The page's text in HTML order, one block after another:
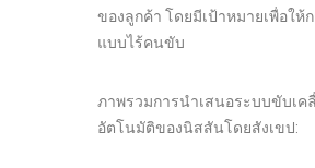
ของลูกค้า โดยมีเป้าหมายเพื่อให้
แบบไร้คนขับ
ภาพรวมการนำเสนอระบบขับเค
อัตโนมัติของนิสสันโดยสังเขป: